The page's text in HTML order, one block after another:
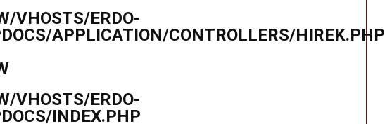
VHOSTS/ERDO-
APPLICATION/CONTROLLERS/HIREK.PHP
VHOSTS/ERDO-
INDEX.PHP